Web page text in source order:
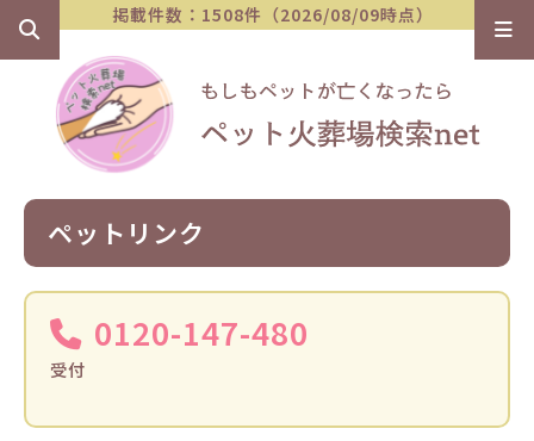
掲載件数：1508件（2026/08/09時点）
ペットリンク
0120-147-480
受付